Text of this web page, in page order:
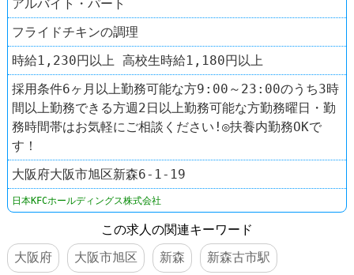
アルバイト・パート
フライドチキンの調理
時給1,230円以上 高校生時給1,180円以上
採用条件6ヶ月以上勤務可能な方9:00～23:00のうち3時
間以上勤務できる方週2日以上勤務可能な方勤務曜日・勤
務時間帯はお気軽にご相談ください!◎扶養内勤務OKで
す！
大阪府大阪市旭区新森6-1-19
日本KFCホールディングス株式会社
この求人の関連キーワード
大阪府
大阪市旭区 新森 新森古市駅